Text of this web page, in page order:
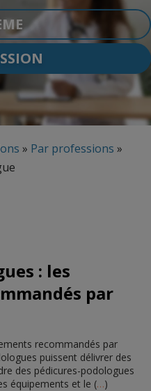
» Par professions »
: les
par
recommandés par
puissent délivrer des
des pédicures-podologues
équipements et le (…)